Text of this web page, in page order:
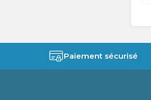
Paiement sécurisé